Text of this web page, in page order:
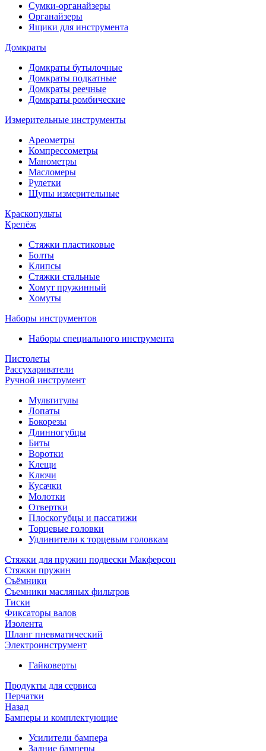
Сумки-органайзеры
Органайзеры
Ящики для инструмента
Домкраты
Домкраты бутылочные
Домкраты подкатные
Домкраты реечные
Домкраты ромбические
Измерительные инструменты
Ареометры
Компрессометры
Манометры
Масломеры
Рулетки
Щупы измерительные
Краскопульты
Крепёж
Стяжки пластиковые
Болты
Клипсы
Стяжки стальные
Хомут пружинный
Хомуты
Наборы инструментов
Наборы специального инструмента
Пистолеты
Рассухариватели
Ручной инструмент
Мультитулы
Лопаты
Бокорезы
Длинногубцы
Биты
Воротки
Клещи
Ключи
Кусачки
Молотки
Отвертки
Плоскогубцы и пассатижи
Торцевые головки
Удлинители к торцевым головкам
Стяжки для пружин подвески Макферсон
Стяжки пружин
Съёмники
Съемники масляных фильтров
Тиски
Фиксаторы валов
Изолента
Шланг пневматический
Электроинструмент
Гайковерты
Продукты для сервиса
Перчатки
Назад
Бамперы и комплектующие
Усилители бампера
Задние бамперы